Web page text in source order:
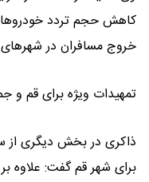
کاهش حجم تردد
خروج مسافران در
تمهیدات ویژه برای قم و
ذاکری در بخش دیگری از
برای شهر قم گفت: علاوه